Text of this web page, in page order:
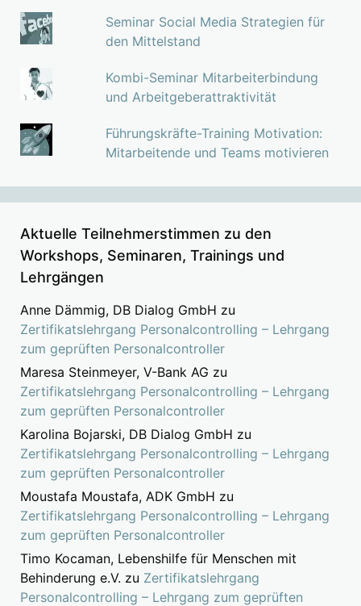
Seminar Social Media Strategien für
den Mittelstand
Kombi-Seminar Mitarbeiterbindung
und Arbeitgeberattraktivität
Führungskräfte-Training Motivation:
Mitarbeitende und Teams motivieren
Aktuelle Teilnehmerstimmen zu den
Workshops, Seminaren, Trainings und
Lehrgängen
Anne Dämmig, DB Dialog GmbH zu
Zertifikatslehrgang Personalcontrolling – Lehrgang
zum geprüften Personalcontroller
Maresa Steinmeyer, V-Bank AG zu
Zertifikatslehrgang Personalcontrolling – Lehrgang
zum geprüften Personalcontroller
Karolina Bojarski, DB Dialog GmbH zu
Zertifikatslehrgang Personalcontrolling – Lehrgang
zum geprüften Personalcontroller
Moustafa Moustafa, ADK GmbH zu
Zertifikatslehrgang Personalcontrolling – Lehrgang
zum geprüften Personalcontroller
Timo Kocaman, Lebenshilfe für Menschen mit
Behinderung e.V. zu Zertifikatslehrgang
Personalcontrolling – Lehrgang zum geprüften